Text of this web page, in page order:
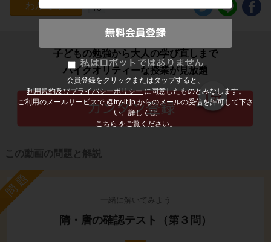
会員登録をクリックまたはタップすると、
利用規約及びプライバシーポリシーに同意したものとみなします。
ご利用のメールサービスで @try-it.jp からのメールの受信を許可して下さ
い。詳しくは
こちら をご覧ください。
18
子どもの勉強から大人の学び直しまで
ハイクオリティーな授業が見放題
この動画の問題と解説
問題
一緒に解いてみよう
隋・唐の確認テスト（第３問）